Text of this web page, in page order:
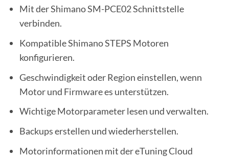
Mit der Shimano SM-PCE02 Schnittstelle
verbinden.
Kompatible Shimano STEPS Motoren
konfigurieren.
Geschwindigkeit oder Region einstellen, wenn
Motor und Firmware es unterstützen.
Wichtige Motorparameter lesen und verwalten.
Backups erstellen und wiederherstellen.
Motorinformationen mit der eTuning Cloud